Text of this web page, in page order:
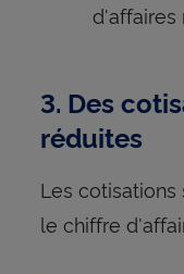
d'affaires
3. Des
réduites
Les
le chiffre